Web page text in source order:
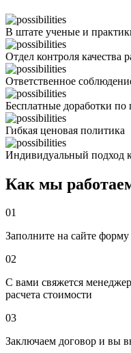
В штате ученые и
Отдел контроля качества
Ответственное
Бесплатные доработки по
Гибкая ценовая политика
Индивидуальный подход
Как мы
01
Заполните на сайте форму
02
С вами свяжется
расчета стоимости
03
Заключаем договор и вы